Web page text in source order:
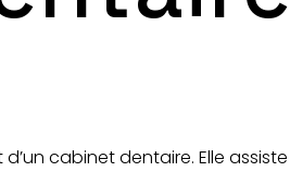
cabinet dentaire. Elle